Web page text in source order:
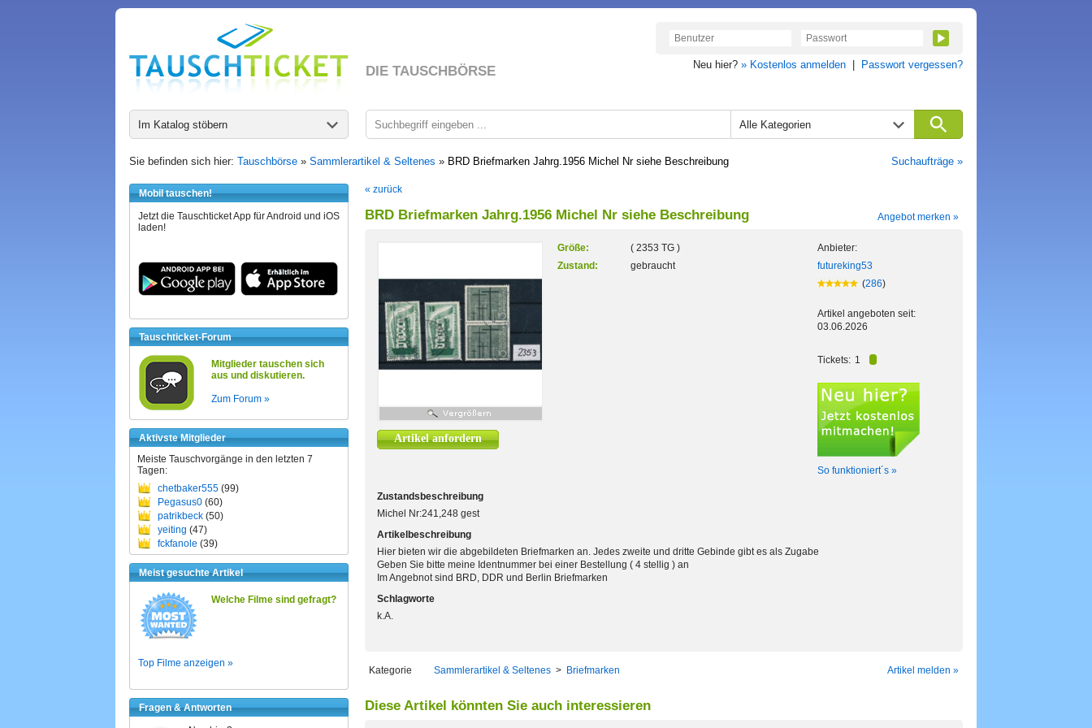
DIE TAUSCHBÖRSE Neu hier? » Kostenlos anmelden Passwort vergessen?
Im Katalog stöbern Alle Kategorien
Sie befinden sich hier: Tauschbörse » Sammlerartikel & Seltenes » BRD Briefmarken Jahrg.1956 Michel Nr siehe Beschreibung Suchaufträge »
Mobil tauschen!
Jetzt die Tauschticket App für Android und iOS
laden!
Tauschticket-Forum
Mitglieder tauschen sich
aus und diskutieren.
Zum Forum »
Aktivste Mitglieder
Meiste Tauschvorgänge in den letzten 7
Tagen:
chetbaker555 (99)
Pegasus0 (60)
patrikbeck (50)
yeiting (47)
fckfanole (39)
Meist gesuchte Artikel
Welche Filme sind gefragt?
Top Filme anzeigen »
Fragen & Antworten
« zurück
BRD Briefmarken Jahrg.1956 Michel Nr siehe Beschreibung Angebot merken »
Artikel anfordern
Größe:
( 2353 TG )
Zustand:
gebraucht
Anbieter:
futureking53
(286)
Artikel angeboten seit:
03.06.2026
Tickets: 1
So funktioniert´s »
Zustandsbeschreibung
Michel Nr:241,248 gest
Artikelbeschreibung
Hier bieten wir die abgebildeten Briefmarken an. Jedes zweite und dritte Gebinde gibt es als Zugabe
Geben Sie bitte meine Identnummer bei einer Bestellung ( 4 stellig ) an
Im Angebnot sind BRD, DDR und Berlin Briefmarken
Schlagworte
k.A.
Kategorie Sammlerartikel & Seltenes > Briefmarken Artikel melden »
Diese Artikel könnten Sie auch interessieren